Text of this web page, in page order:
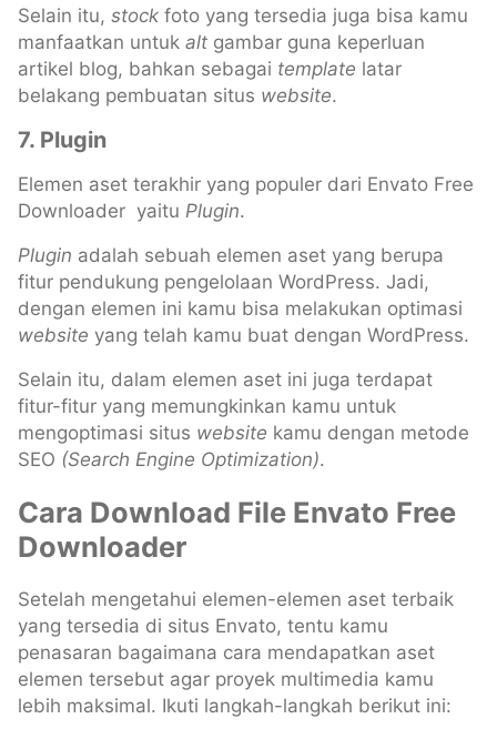
Selain itu, stock foto yang tersedia juga bisa kamu
manfaatkan untuk alt gambar guna keperluan
artikel blog, bahkan sebagai template latar
belakang pembuatan situs website.
7. Plugin
Elemen aset terakhir yang populer dari Envato Free
Downloader yaitu Plugin.
Plugin adalah sebuah elemen aset yang berupa
fitur pendukung pengelolaan WordPress. Jadi,
dengan elemen ini kamu bisa melakukan optimasi
website yang telah kamu buat dengan WordPress.
Selain itu, dalam elemen aset ini juga terdapat
fitur-fitur yang memungkinkan kamu untuk
mengoptimasi situs website kamu dengan metode
SEO (Search Engine Optimization).
Cara Download File Envato Free
Downloader
Setelah mengetahui elemen-elemen aset terbaik
yang tersedia di situs Envato, tentu kamu
penasaran bagaimana cara mendapatkan aset
elemen tersebut agar proyek multimedia kamu
lebih maksimal. Ikuti langkah-langkah berikut ini: